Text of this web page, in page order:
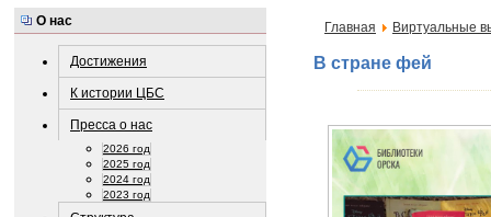
О нас
Достижения
К истории ЦБС
Пресса о нас
2026 год
2025 год
2024 год
2023 год
Главная Виртуальные
В стране фей